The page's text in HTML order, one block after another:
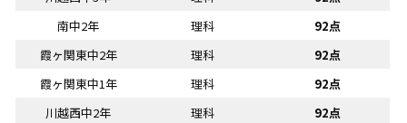
南中2年
理科
92点
霞ヶ関東中2年
理科
92点
霞ヶ関東中1年
理科
92点
川越西中2年
理科
92点